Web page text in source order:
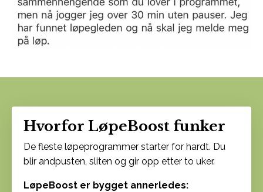
Hvorfor LøpeBoost funker
De fleste løpeprogrammer starter for hardt. Du
blir andpusten, sliten og gir opp etter to uker.
LøpeBoost er bygget annerledes: